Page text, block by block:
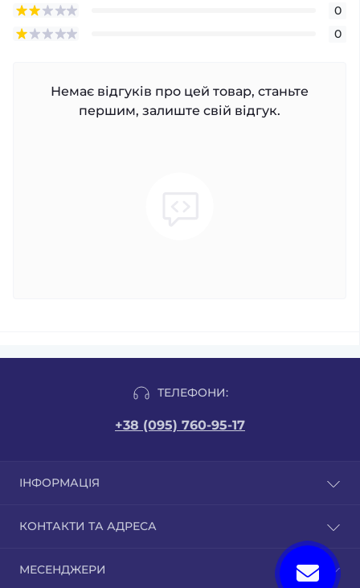
0
0
Немає відгуків про цей товар, станьте
першим, залиште свій відгук.
ТЕЛЕФОНИ:
+38 (095) 760-95-17
ІНФОРМАЦІЯ
Доставка і оплата
Сертифікати якості
КОНТАКТИ ТА АДРЕСА
м. Бровари вул. Грушевського 9/1. Сайт бізнес-
партнера
МЕСЕНДЖЕРИ